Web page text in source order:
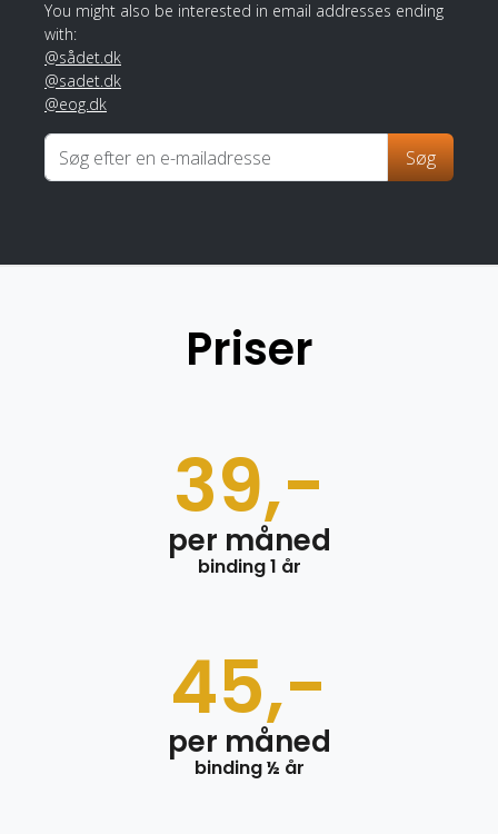
You might also be interested in email addresses ending
with:
@sådet.dk
@sadet.dk
@eog.dk
Søg
Priser
39,-
per måned
binding 1 år
45,-
per måned
binding ½ år